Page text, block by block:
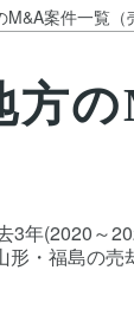
案件一覧
方
年(2020～
・福島の